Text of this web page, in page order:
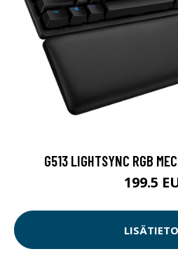
G513 LIGHTSYNC RGB
199.5